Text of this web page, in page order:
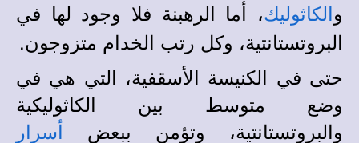
و الكاثوليك، أما الرهبنة فلا وجود لها في
البروتستانتية، وكل رتب الخدام متزوجون.
حتى في الكنيسة الأسقفية، التي هي في
وضع متوسط بين الكاثوليكية
والبروتستانتية، وتؤمن ببعض
أسرار